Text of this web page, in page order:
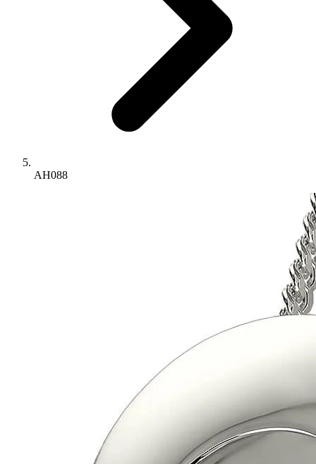
AH088